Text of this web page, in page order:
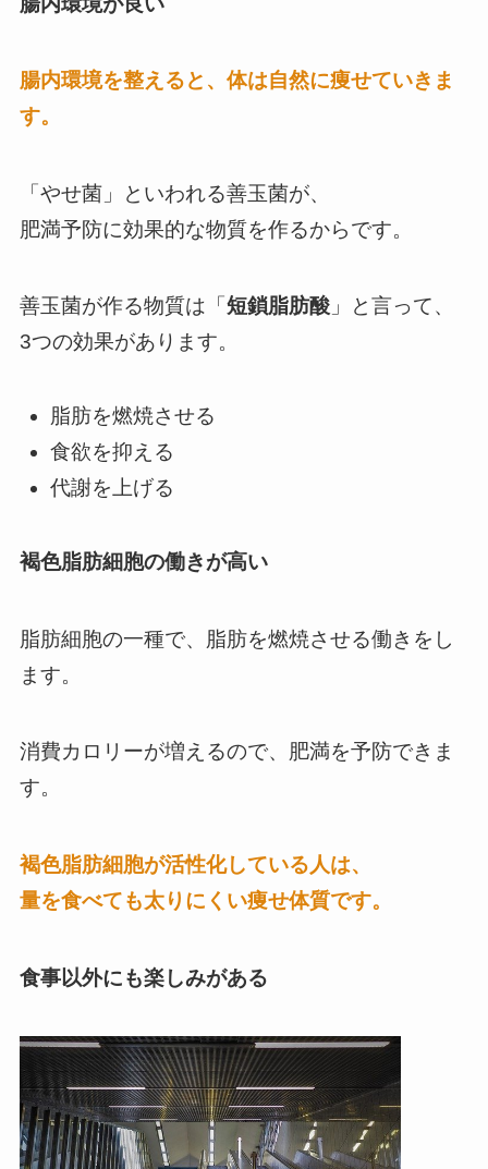
腸内環境を整えると、体は自然に痩せていきま
す。
「やせ菌」といわれる善玉菌が、
肥満予防に効果的な物質を作るからです。
善玉菌が作る物質は「 短鎖脂肪酸」と言って、
3つの効果があります。
脂肪を燃焼させる
食欲を抑える
代謝を上げる
褐色脂肪細胞の働きが高い
脂肪細胞の一種で、脂肪を燃焼させる働きをし
ます。
消費カロリーが増えるので、肥満を予防できま
す。
褐色脂肪細胞が活性化している人は、
量を食べても太りにくい痩せ体質です。
食事以外にも楽しみがある